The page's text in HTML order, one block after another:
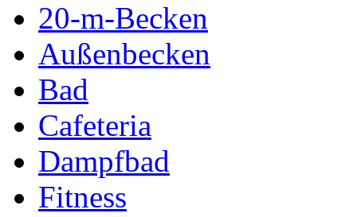
20-m-Becken
Außenbecken
Bad
Cafeteria
Dampfbad
Fitness